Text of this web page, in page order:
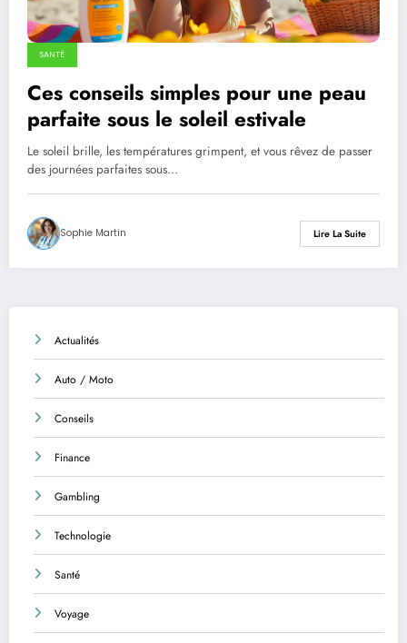
SANTÉ
Ces conseils simples pour une peau
parfaite sous le soleil estivale
Le soleil brille, les températures grimpent, et vous rêvez de passer
des journées parfaites sous…
Sophie Martin Lire La Suite
Actualités
Auto / Moto
Conseils
Finance
Gambling
Technologie
Santé
Voyage